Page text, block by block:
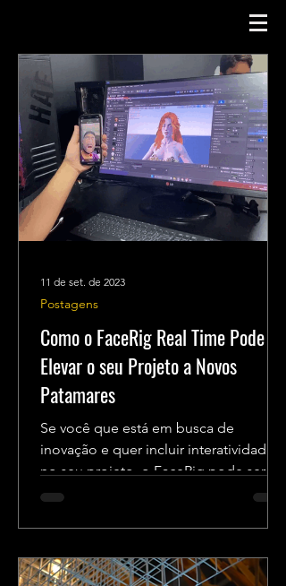
Como o FaceRig Real Time Pode
Elevar o seu Projeto a Novos
Patamares
Se você que está em busca de
inovação e quer incluir interatividade
no seu projeto, o FaceRig pode ser a
solução perfeita! Abaixo, vamos...
Postagens
11 de set. de 2023